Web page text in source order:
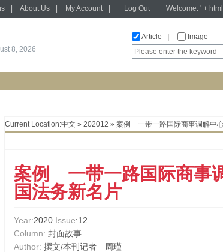
About Us My Account Log OutWelcome: ' + html
8, 2026
Article
Image
Current Location:中文 » 202012 » 案例 一带一路国际商事调解中
案例 一带一路国际商事
国法务新名片
Year:2020 Issue:12
Column: 封面故事
Author: 撰文/本刊记者 周瑾